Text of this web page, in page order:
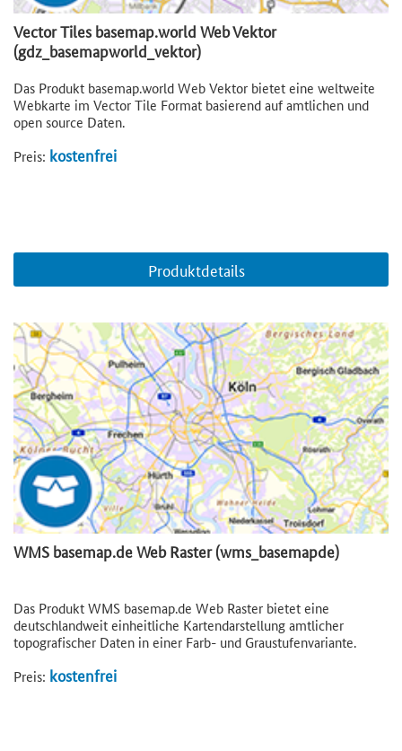
Vector Tiles basemap.world Web Vektor
(gdz_basemapworld_vektor)
Das Produkt basemap.world Web Vektor bietet eine weltweite
Webkarte im Vector Tile Format basierend auf amtlichen und
open source Daten.
Preis: kostenfrei
Produktdetails
WMS basemap.de Web Raster (wms_basemapde)
Das Produkt WMS basemap.de Web Raster bietet eine
deutschlandweit einheitliche Kartendarstellung amtlicher
topografischer Daten in einer Farb- und Graustufenvariante.
Preis: kostenfrei